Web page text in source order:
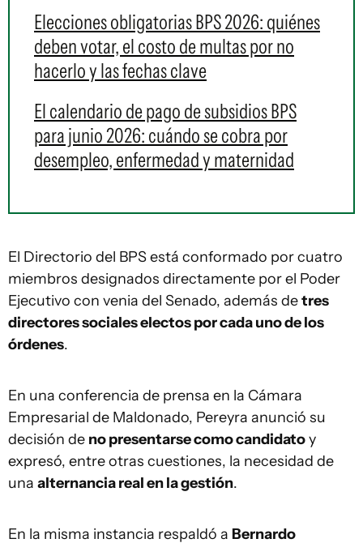
Elecciones obligatorias BPS 2026: quiénes
deben votar, el costo de multas por no
hacerlo y las fechas clave
El calendario de pago de subsidios BPS
para junio 2026: cuándo se cobra por
desempleo, enfermedad y maternidad
El Directorio del BPS está conformado por cuatro
miembros designados directamente por el Poder
Ejecutivo con venia del Senado, además detres
directores sociales electos por cada uno de los
órdenes.
En una conferencia de prensa en la Cámara
Empresarial de Maldonado, Pereyra anunció su
decisión de no presentarse como candidatoy
expresó, entre otras cuestiones, la necesidad de
una alternancia real en la gestión.
En la misma instancia respaldó a Bernardo